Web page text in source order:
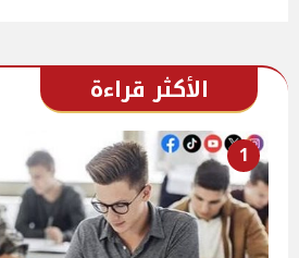
الأكثر قراءة
1